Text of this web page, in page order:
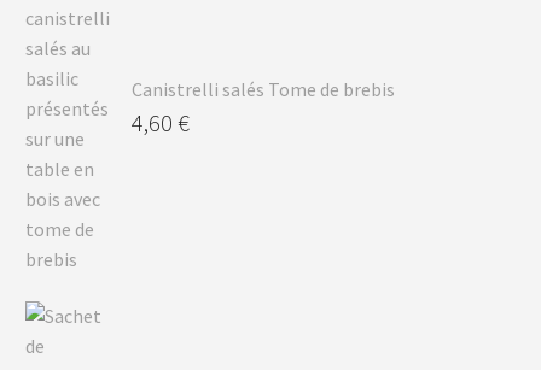
Canistrelli salés Tome de brebis
4,60 €